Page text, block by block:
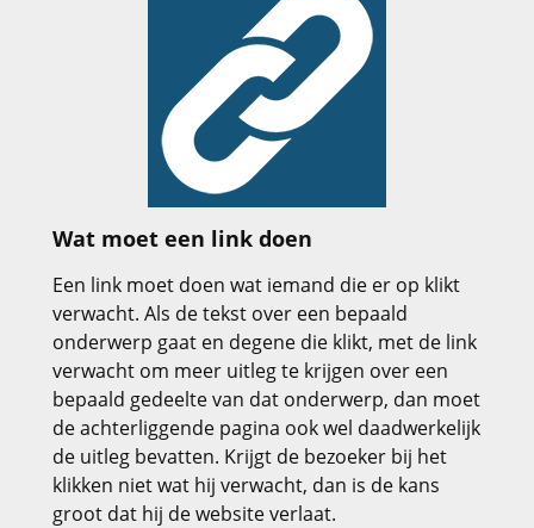
Wat moet een link doen
Een link moet doen wat iemand die er op klikt
verwacht. Als de tekst over een bepaald
onderwerp gaat en degene die klikt, met de link
verwacht om meer uitleg te krijgen over een
bepaald gedeelte van dat onderwerp, dan moet
de achterliggende pagina ook wel daadwerkelijk
de uitleg bevatten. Krijgt de bezoeker bij het
klikken niet wat hij verwacht, dan is de kans
groot dat hij de website verlaat.